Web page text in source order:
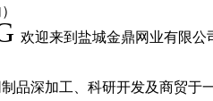
欢迎来到盐城金鼎网业有限公
深加工、科研开发及商贸于